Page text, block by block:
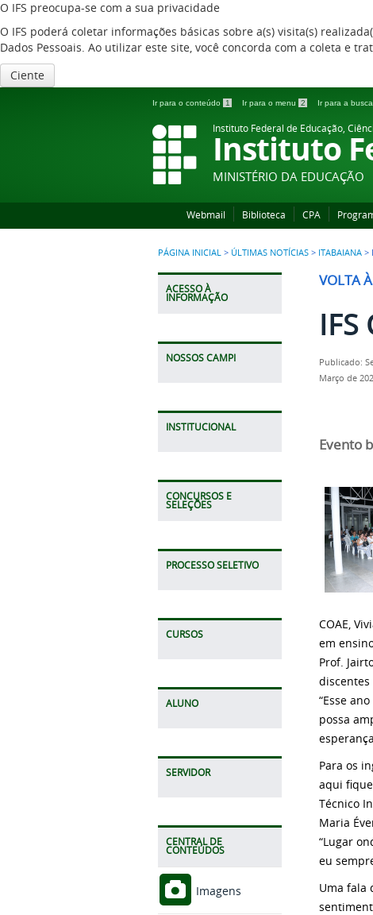
O IFS preocupa-se com a sua privacidade
O IFS poderá coletar informações básicas sobre a(s) visita(s)
Dados Pessoais. Ao utilizar este site, você concorda com a coleta e
Ciente
Ir para o conteúdo 1 Ir para o menu 2 Ir para a busca
Instituto Federal de Educação,
Instituto
MINISTÉRIO DA EDUCAÇÃO
Webmail Biblioteca CPA
PÁGINA INICIAL > ÚLTIMAS NOTÍCIAS > ITABAIANA >
ACESSO À
INFORMAÇÃO
NOSSOS CAMPI
INSTITUCIONAL
CONCURSOS E
SELEÇÕES
PROCESSO SELETIVO
CURSOS
ALUNO
SERVIDOR
CENTRAL DE
CONTEÚDOS
Imagens
VOLTA
Publicado:
Março de
Evento
COAE,
em
Prof.
discentes
“Esse
possa
Para os
aqui
Técnico
Maria
“Lugar
eu
Uma fala